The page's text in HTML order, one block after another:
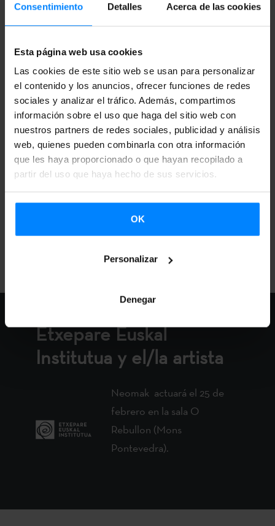
Consentimiento Detalles Acerca de las cookies
Esta página web usa cookies
Las cookies de este sitio web se usan para personalizar
el contenido y los anuncios, ofrecer funciones de redes
sociales y analizar el tráfico. Además, compartimos
información sobre el uso que haga del sitio web con
nuestros partners de redes sociales, publicidad y análisis
web, quienes pueden combinarla con otra información
que les haya proporcionado o que hayan recopilado a
partir del uso que haya hecho de sus servicios.
OK
Personalizar
Denegar
Etxepare Euskal
Institutua y el/la artista
Neomak actuará el 25 de
febrero en la sala O
Rebullon (Mons
Pontevedra).